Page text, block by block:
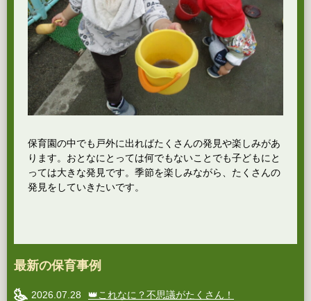
保育園の中でも戸外に出ればたくさんの発見や楽しみがあ
ります。おとなにとっては何でもないことでも子どもにと
っては大きな発見です。季節を楽しみながら、たくさんの
発見をしていきたいです。
最新の保育事例
2026.07.28 👑これなに？不思議がたくさん！